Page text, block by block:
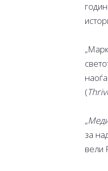
(
„
за
вели